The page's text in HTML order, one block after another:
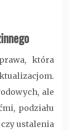
która
ale
podziału
ustalenia